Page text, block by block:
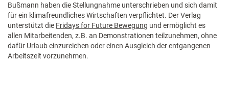
Bußmann haben die Stellungnahme unterschrieben und sich damit
für ein klimafreundliches Wirtschaften verpflichtet. Der Verlag
unterstützt die Fridays for Future Bewegung und ermöglicht es
allen Mitarbeitenden, z.B. an Demonstrationen teilzunehmen, ohne
dafür Urlaub einzureichen oder einen Ausgleich der entgangenen
Arbeitszeit vorzunehmen.